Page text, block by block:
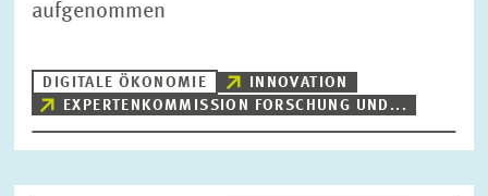
aufgenommen
DIGITALE ÖKONOMIE
INNOVATION
EXPERTENKOMMISSION FORSCHUNG UND...